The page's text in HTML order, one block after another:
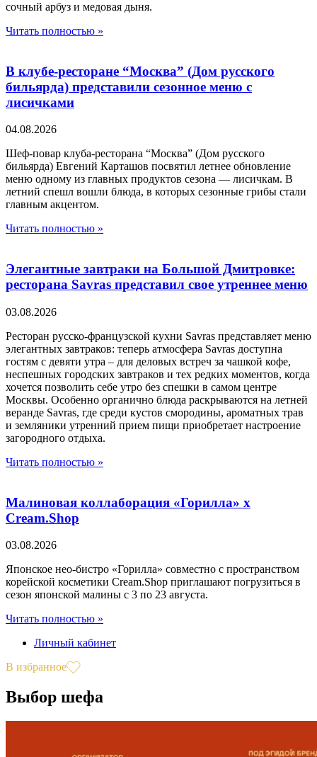
сочный арбуз и медовая дыня.
Читать полностью »
В клубе-ресторане “Москва” (Дом русского
бильярда) представили сезонное меню с
лисичками
04.08.2026
Шеф-повар клуба-ресторана “Москва” (Дом русского
бильярда) Евгений Карташов посвятил летнее обновление
меню одному из главных продуктов сезона — лисичкам. В
летний спешл вошли блюда, в которых сезонные грибы стали
главным акцентом.
Читать полностью »
Элегантные завтраки на Большой Дмитровке:
ресторана Savras представил свое утреннее меню
03.08.2026
Ресторан русско-французской кухни Savras представляет меню
элегантных завтраков: теперь атмосфера Savras доступна
гостям c девяти утра – для деловых встреч за чашкой кофе,
неспешных городских завтраков и тех редких моментов, когда
хочется позволить себе утро без спешки в самом центре
Москвы. Особенно органично блюда раскрываются на летней
веранде Savras, где среди кустов смородины, ароматных трав
и земляники утренний прием пищи приобретает настроение
загородного отдыха.
Читать полностью »
Малиновая коллаборация «Горилла» x
Cream.Shop
03.08.2026
Японское нео-бистро «Горилла» совместно с пространством
корейской косметики Cream.Shop приглашают погрузиться в
сезон японской малины с 3 по 23 августа.
Читать полностью »
Личный кабинет
В избранное
Выбор шефа